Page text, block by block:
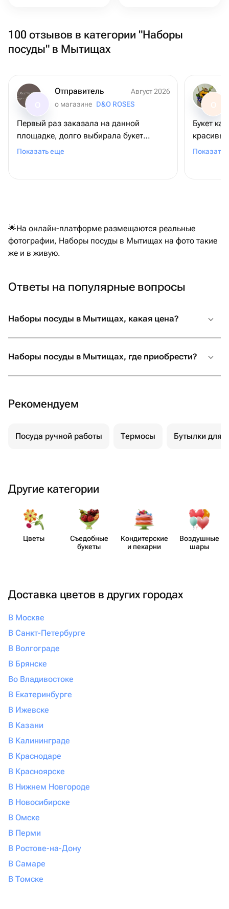
100 отзывов в категории "Наборы
посуды" в Мытищах
Отправитель
Август 2026
о магазине D&O ROSES
Первый раз заказала на данной
площадке, долго выбирала букет
подруге на день день рождения.
Показать еще
О
Букет
Показать
🌟На онлайн-платформе размещаются реальные
фотографии, Наборы посуды в Мытищах на фото такие
же и в живую.
Ответы на популярные вопросы
Наборы посуды в Мытищах, какая цена?
Наборы посуды в Мытищах, где приобрести?
Рекомендуем
Посуда ручной работы Термосы Бутылки для
Другие категории
Цветы
Съедобные
букеты
Кондит​ерские
и пекарни
Воздушные
шары
Доставка цветов в других городах
В Москве
В Санкт-Петербурге
В Волгограде
В Брянске
Во Владивостоке
В Екатеринбурге
В Ижевске
В Казани
В Калининграде
В Краснодаре
В Красноярске
В Нижнем Новгороде
В Новосибирске
В Омске
В Перми
В Ростове-на-Дону
В Самаре
В Томске